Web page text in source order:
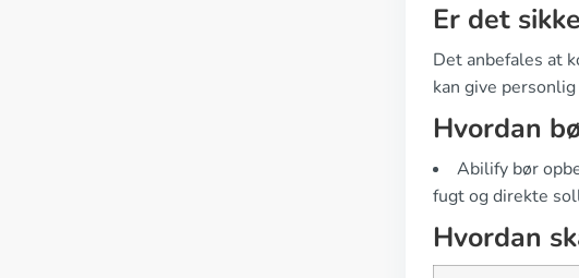
Er det
Det anbefales at
kan give
Hvordan
Abilify bør
fugt og direkte
Hvordan